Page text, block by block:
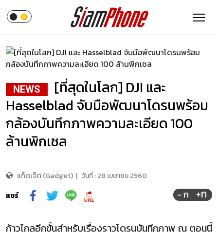
NEWS
[ที่สุดในโลก] DJI และ
Hasselblad จับมือพัฒนาโดรนพร้อม
กล้องบันทึกภาพความละเอียด 100
ล้านพิกเซล
แก็ดเจ็ต (Gadget) | วันที่ :28 เมษายน 2560
แชร์
- ก +ก
ก้าวไกลอีกขั้นสำหรับเรื่องราวโดรนบันทึกภาพ ณ ตอนนี้